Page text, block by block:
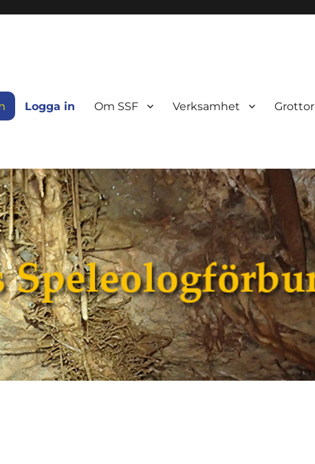
Logga in Om SSF Verksamhet Grottor